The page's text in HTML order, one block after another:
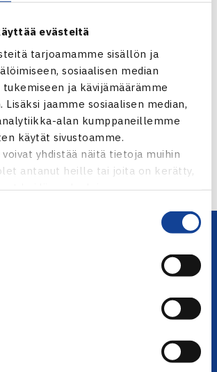
evästeitä
tarjoamamme sisällön ja
sosiaalisen median
tukemiseen ja kävijämäärämme
Lisäksi jaamme sosiaalisen median,
alan kumppaneillemme
käytät sivustoamme.
yhdistää näitä tietoja muihin
antanut heille tai joita on kerätty,
heidän palvelujaan.
uutinen: Gael Monfils voitti… →
Nurmen tie 1, 00250 Helsinki